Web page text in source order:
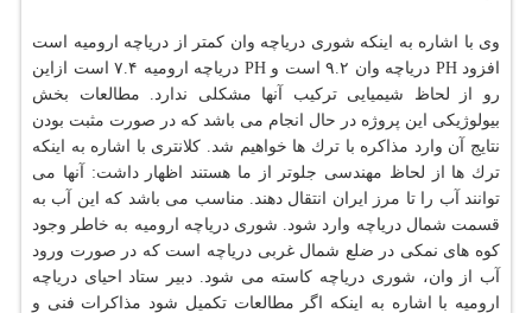
وی با اشاره به اینكه شوری دریاچه وان كمتر از دریاچه ارومیه است
افزود PH دریاچه وان ۹.۲ است و PH دریاچه ارومیه ۷.۴ است ازاین
رو از لحاظ شیمیایی تركیب آنها مشكلی ندارد. مطالعات بخش
بیولوژیكی این پروژه در حال انجام می باشد كه در صورت مثبت بودن
نتایج آن وارد مذاكره با ترك ها خواهیم شد. كلانتری با اشاره به اینكه
ترك ها از لحاظ مهندسی جلوتر از ما هستند اظهار داشت: آنها می
توانند آب را تا مرز ایران انتقال دهند. مناسب می باشد كه این آب به
قسمت شمال دریاچه وارد شود. شوری دریاچه ارومیه به خاطر وجود
كوه های نمكی در ضلع شمال غربی دریاچه است كه در صورت ورود
آب از وان، شوری دریاچه كاسته می شود. دبیر ستاد احیای دریاچه
ارومیه با اشاره به اینكه اگر مطالعات تكمیل شود مذاكرات فنی و